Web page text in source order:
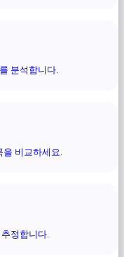
분석합니다.
을 비교하세요.
정합니다.